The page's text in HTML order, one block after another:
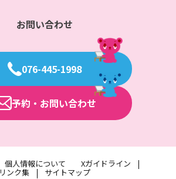
お問い合わせ
076-445-1998
予約・お問い合わせ
個人情報について
Xガイドライン
リンク集
サイトマップ